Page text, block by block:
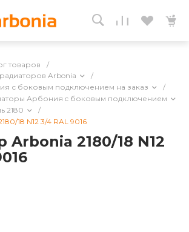
товаров
/
Arbonia
/
с боковым подключением на заказ
/
Арбония c боковым подключением
2180
/
18 N12 3/4 RAL 9016
Arbonia 2180/18 N12